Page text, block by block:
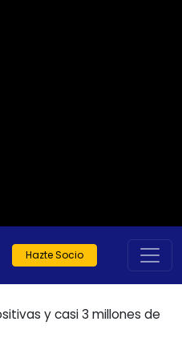
Hazte Socio
y casi 3 millones de